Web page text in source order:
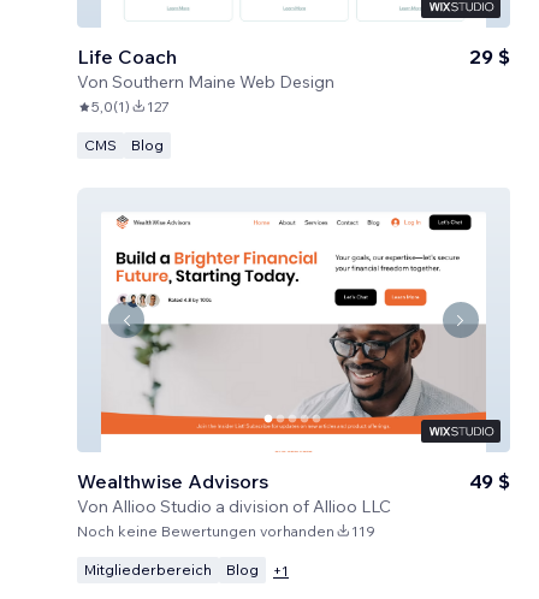
Life Coach
Von Southern Maine Web Design
29 $
5,0(1) 127
CMS Blog
Wealthwise Advisors
Von Allioo Studio a division of Allioo LLC
49 $
Noch keine Bewertungen vorhanden 119
Mitgliederbereich Blog +1